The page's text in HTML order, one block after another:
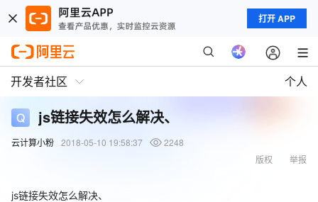
打开 APP
开发者社区 个人
js链接失效怎么解决、
云计算小粉 2018-05-10 19:58:37
2248
举报
版权
js链接失效怎么解决、